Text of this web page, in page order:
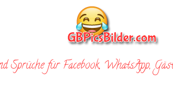
Sprüche für Facebook, WhatsApp,